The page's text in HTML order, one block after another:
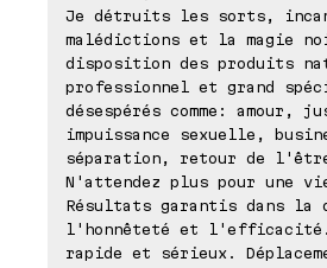
Je détruits les sorts,
malédictions et la magie
disposition des produits
professionnel et grand
désespérés comme: amour,
impuissance sexuelle,
séparation, retour de l'être
N'attendez plus pour une
Résultats garantis dans la
l'honnêteté et
rapide et sérieux.